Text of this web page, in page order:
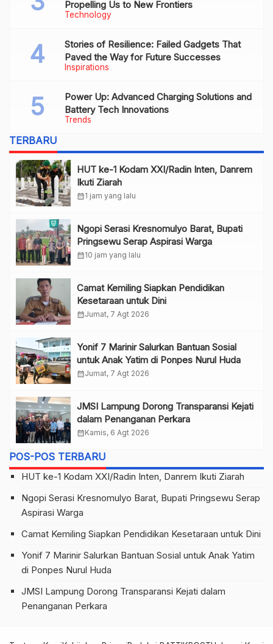
Technology
Propelling Us to New Frontiers
Inspirations
Stories of Resilience: Failed Gadgets That
Paved the Way for Future Successes
Trends
Power Up: Advanced Charging Solutions and
Battery Tech Innovations
TERBARU
HUT ke-1 Kodam XXI/Radin Inten, Danrem
Ikuti Ziarah
calendar_month1 jam yang lalu
Ngopi Serasi Kresnomulyo Barat, Bupati
Pringsewu Serap Aspirasi Warga
calendar_month10 jam yang lalu
Camat Kemiling Siapkan Pendidikan
Kesetaraan untuk Dini
calendar_monthJumat, 7 Agt 2026
Yonif 7 Marinir Salurkan Bantuan Sosial
untuk Anak Yatim di Ponpes Nurul Huda
calendar_monthJumat, 7 Agt 2026
JMSI Lampung Dorong Transparansi Kejati
dalam Penanganan Perkara
calendar_monthKamis, 6 Agt 2026
POS-POS TERBARU
HUT ke-1 Kodam XXI/Radin Inten, Danrem Ikuti Ziarah
Ngopi Serasi Kresnomulyo Barat, Bupati Pringsewu Serap
Aspirasi Warga
Camat Kemiling Siapkan Pendidikan Kesetaraan untuk Dini
Yonif 7 Marinir Salurkan Bantuan Sosial untuk Anak Yatim
di Ponpes Nurul Huda
JMSI Lampung Dorong Transparansi Kejati dalam
Penanganan Perkara